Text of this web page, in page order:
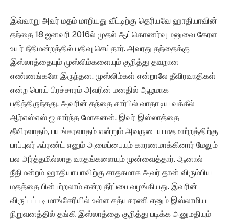
இவ்வாறு அவர் மதம் மாறியது வீட்டிற்கு தெரியவே ஹாதியாவின்
தந்தை 18 ஜனவரி 2016ல் முதல் ஆட்கொணர்வு மனுவை கேரள
உயர் நீதிமன்றத்தில் பதிவு செய்தார். அவரது தந்தைக்கு
இஸ்லாத்தையும் முஸ்லிம்களையும் குறித்து தவறான
எண்ணங்களே இருந்தன. முஸ்லிம்கள் என்றாலே தீவிரவாதிகள்
என்ற பொய் பிரச்சாரம் அவரின் மனதில் ஆழமாக
பதிந்திருந்தது. அவரின் தந்தை சார்பில் வாதாடிய வக்கீல்
ஆர்எஸ்எஸ் ஐ சார்ந்த மோகனன். இவர் இஸ்லாத்தை
தீவிரவாதம், பயங்கரவாதம் என்றும் அவருடைய மதமாற்றத்திற்கு
பாப்புலர் ஃப்ரண்ட் எனும் அமைப்பையும் காரணமாக்கினார் மேலும்
பல அர்த்தமில்லாத வாதங்களையும் முன்வைத்தார். ஆனால்
நீதிமன்றம் ஹாதியாயாவிற்கு சாதகமாக அவர் தான் விரும்பிய
மதத்தை பின்பற்றலாம் என்ற தீர்ப்பை வழங்கியது. இவரின்
விருப்பப்படி மாங்சேரியில் உள்ள சத்யசரணி எனும் இஸ்லாமிய
நிறுவனத்தில் தங்கி இஸ்லாத்தை குறித்து படிக்க அனுமதியும்